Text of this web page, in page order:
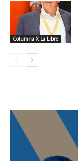
Columna X La Libre